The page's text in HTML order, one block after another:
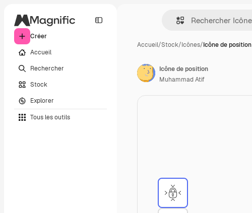
Créer
Accueil
Rechercher
Stock
Explorer
Tous les outils
Accueil/Stock/Icônes/Icône de position
Icône de position
Muhammad Atif